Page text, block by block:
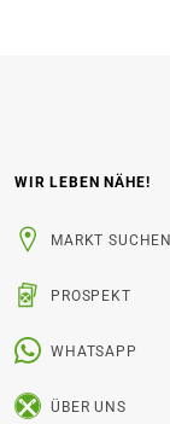
WIR LEBEN NÄHE!
MARKT SUCHEN
PROSPEKT
WHATSAPP
ÜBER UNS